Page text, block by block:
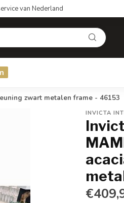
van Nederland
zwart metalen frame - 46153
INVICTA